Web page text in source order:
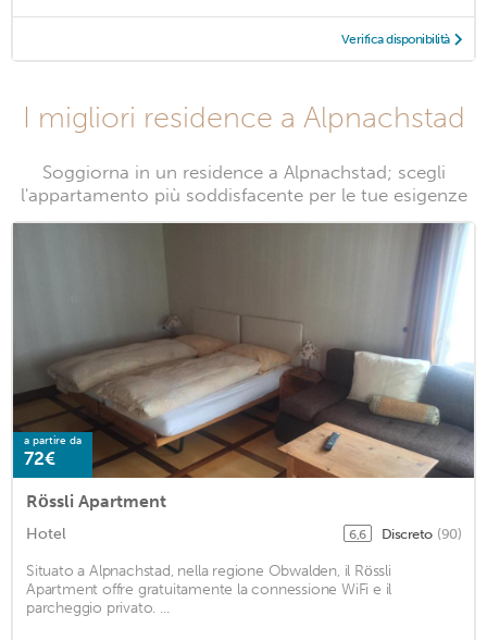
Verifica disponibilità
I migliori residence a Alpnachstad
Soggiorna in un residence a Alpnachstad; scegli
l'appartamento più soddisfacente per le tue esigenze
a partire da
72€
Rössli Apartment
Hotel 6,6 Discreto (90)
Situato a Alpnachstad, nella regione Obwalden, il Rössli
Apartment offre gratuitamente la connessione WiFi e il
parcheggio privato. ...